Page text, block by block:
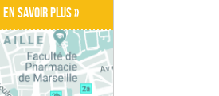
En savoir plus »